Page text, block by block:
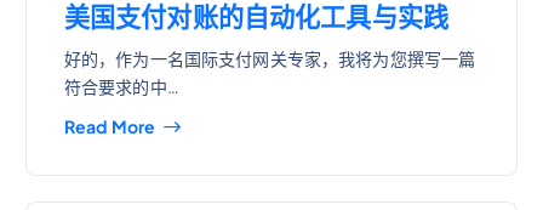
美国支付对账的自动化工具与实践
好的，作为一名国际支付网关专家，我将为您撰写一篇
符合要求的中…
Read More